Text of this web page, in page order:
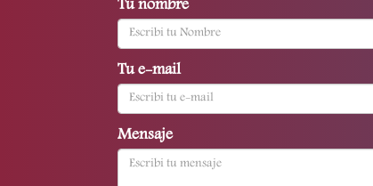
Tu nombre
Tu e-mail
Mensaje